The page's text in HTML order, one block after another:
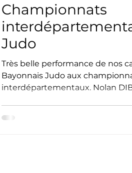
Championnats
Judo
Très belle performance de nos
Bayonnais Judo aux
interdépartementaux. Nolan